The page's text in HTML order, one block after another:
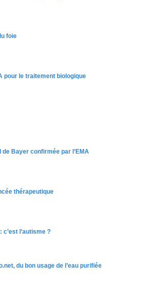
foie
pour le traitement biologique
Bayer confirmée par l’EMA
thérapeutique
l’autisme ?
du bon usage de l’eau purifiée